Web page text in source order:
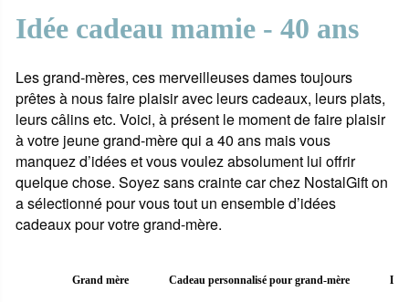
Idée cadeau mamie - 40 ans
Les grand-mères, ces merveilleuses dames toujours
prêtes à nous faire plaisir avec leurs cadeaux, leurs plats,
leurs câlins etc. Voici, à présent le moment de faire plaisir
à votre jeune grand-mère qui a 40 ans mais vous
manquez d’idées et vous voulez absolument lui offrir
quelque chose. Soyez sans crainte car chez NostalGift on
a sélectionné pour vous tout un ensemble d’idées
cadeaux pour votre grand-mère.
Grand mère Cadeau personnalisé pour grand-mère La